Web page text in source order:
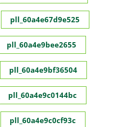
pll_60a4e67d9e525
pll_60a4e9bee2655
pll_60a4e9bf36504
pll_60a4e9c0144bc
pll_60a4e9c0cf93c